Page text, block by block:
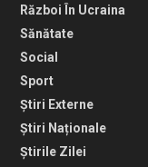
Război În Ucraina
Sănătate
Social
Sport
Știri Externe
Știri Naționale
Știrile Zilei